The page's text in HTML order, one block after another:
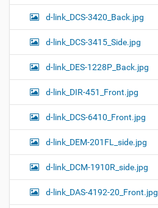
d-link_DCS-3420_Back.jpg
d-link_DCS-3415_Side.jpg
d-link_DES-1228P_Back.jpg
d-link_DIR-451_Front.jpg
d-link_DCS-6410_Front.jpg
d-link_DEM-201FL_side.jpg
d-link_DCM-1910R_side.jpg
d-link_DAS-4192-20_Front.jpg